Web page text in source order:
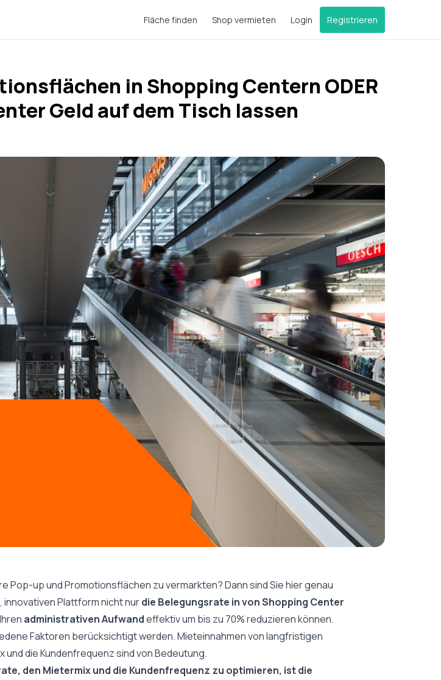
Fläche finden Shop vermieten Login Registrieren
in Shopping Centern ODER
Geld auf dem Tisch lassen
Pop-up und Promotionsflächen zu vermarkten? Dann sind Sie hier genau
innovativen Plattform nicht nurdie Belegungsrate in von Shopping Center
administrativen Aufwandeffektiv um bis zu 70% reduzieren können.
Faktoren berücksichtigt werden. Mieteinnahmen von langfristigen
und die Kundenfrequenz sind von Bedeutung.
den Mietermix und die Kundenfrequenz zu optimieren, ist die